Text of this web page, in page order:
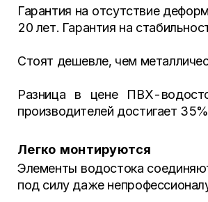
Гарантия на отсутствие
20 лет. Гарантия на
Стоят дешевле, чем
Разница в цене ПВХ-
производителей достигает
Легко монтируются
Элементы водостока
под силу даже